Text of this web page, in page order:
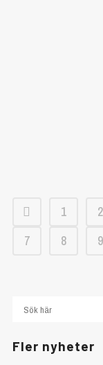
1 2
7
8 9
Fler nyheter